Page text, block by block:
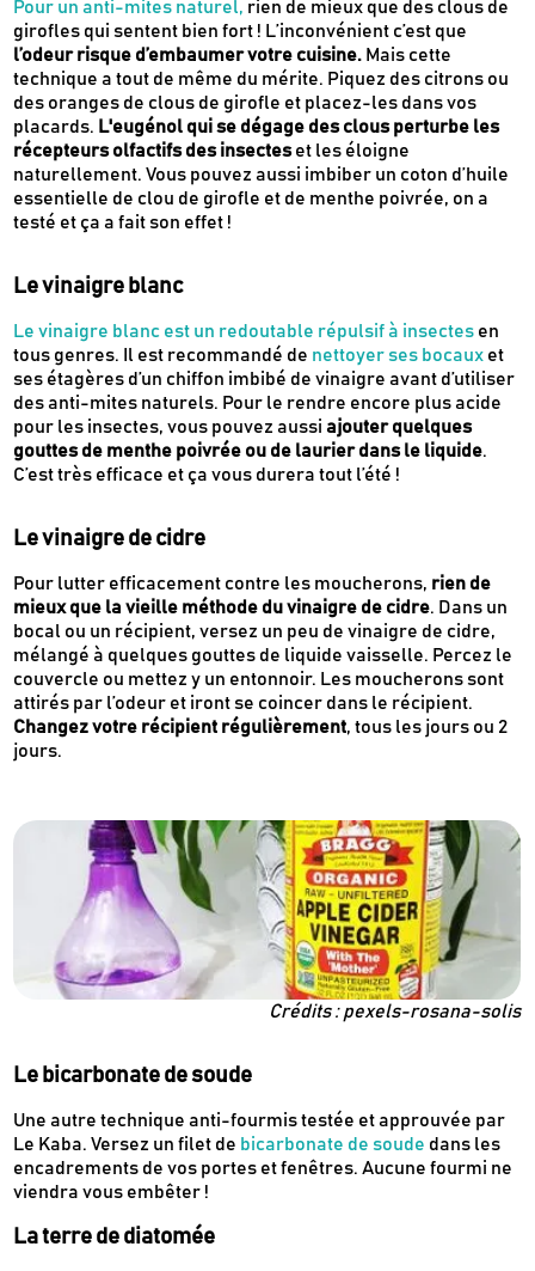
Newsletter
Inscrivez-vous
responsables
Pour un anti-mites naturel, rien de mieux que des clous de
girofles qui sentent bien fort ! L’inconvénient c’est que
l’odeur risque d’embaumer votre cuisine. Mais cette
technique a tout de même du mérite. Piquez des citrons ou
des oranges de clous de girofle et placez-les dans vos
placards. L'eugénol qui se dégage des clous perturbe les
récepteurs olfactifs des insecteset les éloigne
naturellement. Vous pouvez aussi imbiber un coton d’huile
essentielle de clou de girofle et de menthe poivrée, on a
testé et ça a fait son effet !
Le vinaigre blanc
Le vinaigre blanc est un redoutable répulsif à insectes en
tous genres. Il est recommandé de nettoyer ses bocaux et
ses étagères d’un chiffon imbibé de vinaigre avant d’utiliser
des anti-mites naturels. Pour le rendre encore plus acide
pour les insectes, vous pouvez aussiajouter quelques
gouttes de menthe poivrée ou de laurier dans le liquide.
C’est très efficace et ça vous durera tout l’été !
Le vinaigre de cidre
Pour lutter efficacement contre les moucherons, rien de
mieux que la vieille méthode du vinaigre de cidre. Dans un
bocal ou un récipient, versez un peu de vinaigre de cidre,
mélangé à quelques gouttes de liquide vaisselle. Percez le
couvercle ou mettez y un entonnoir. Les moucherons sont
attirés par l’odeur et iront se coincer dans le récipient.
Changez votre récipient régulièrement, tous les jours ou 2
jours.
Crédits : pexels-rosana-solis
Le bicarbonate de soude
Une autre technique anti-fourmis testée et approuvée par
Le Kaba. Versez un filet de bicarbonate de soude dans les
encadrements de vos portes et fenêtres. Aucune fourmi ne
viendra vous embêter !
La terre de diatomée